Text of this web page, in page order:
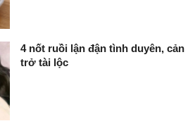
4 nốt ruồi lận đận tình duyên, cản
trở tài lộc